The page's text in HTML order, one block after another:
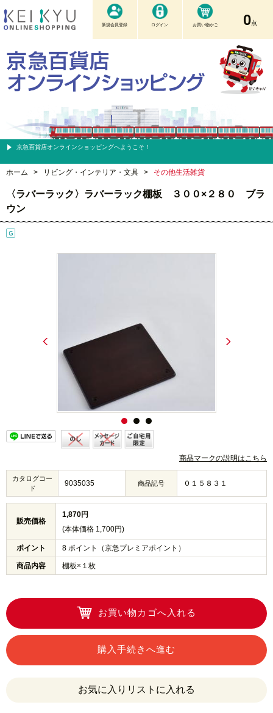
新規会員登録 ログイン お買い物かご 0点
京急百貨店オンラインショッピングへようこそ！
ホーム > リビング・インテリア・文具 > その他生活雑貨
〈ラバーラック〉ラバーラック棚板 ３００×２８０ ブラ
ウン
商品マークの説明はこちら
カタログコー
ド
9035035 商品記号 ０１５８３１
販売価格
1,870円
(本体価格 1,700円)
ポイント 8 ポイント（京急プレミアポイント）
商品内容 棚板×１枚
お買い物カゴへ入れる
購入手続きへ進む